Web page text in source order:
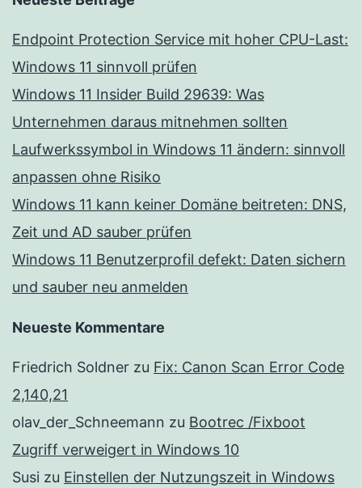
Endpoint Protection Service mit hoher CPU-Last:
Windows 11 sinnvoll prüfen
Windows 11 Insider Build 29639: Was
Unternehmen daraus mitnehmen sollten
Laufwerkssymbol in Windows 11 ändern: sinnvoll
anpassen ohne Risiko
Windows 11 kann keiner Domäne beitreten: DNS,
Zeit und AD sauber prüfen
Windows 11 Benutzerprofil defekt: Daten sichern
und sauber neu anmelden
Neueste Kommentare
Friedrich Soldner zu Fix: Canon Scan Error Code
2,140,21
olav_der_Schneemann zu Bootrec /Fixboot
Zugriff verweigert in Windows 10
Susi zu Einstellen der Nutzungszeit in Windows